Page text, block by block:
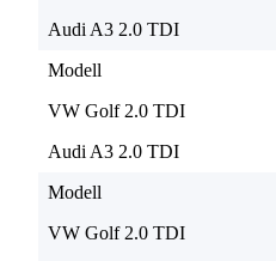
Audi A3 2.0 TDI
Modell
VW Golf 2.0 TDI
Audi A3 2.0 TDI
Modell
VW Golf 2.0 TDI